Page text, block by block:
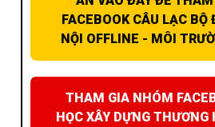
FACEBOOK CÂU LẠC BỘ
NỘI OFFLINE - MÔI
THAM GIA NHÓM
HỌC XÂY DỰNG THƯƠNG